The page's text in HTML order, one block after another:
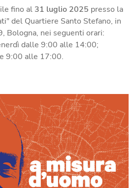
fino al 31 luglio 2025 presso la
del Quartiere Santo Stefano, in
Bologna, nei seguenti orari:
dalle 9:00 alle 14:00;
9:00 alle 17:00.